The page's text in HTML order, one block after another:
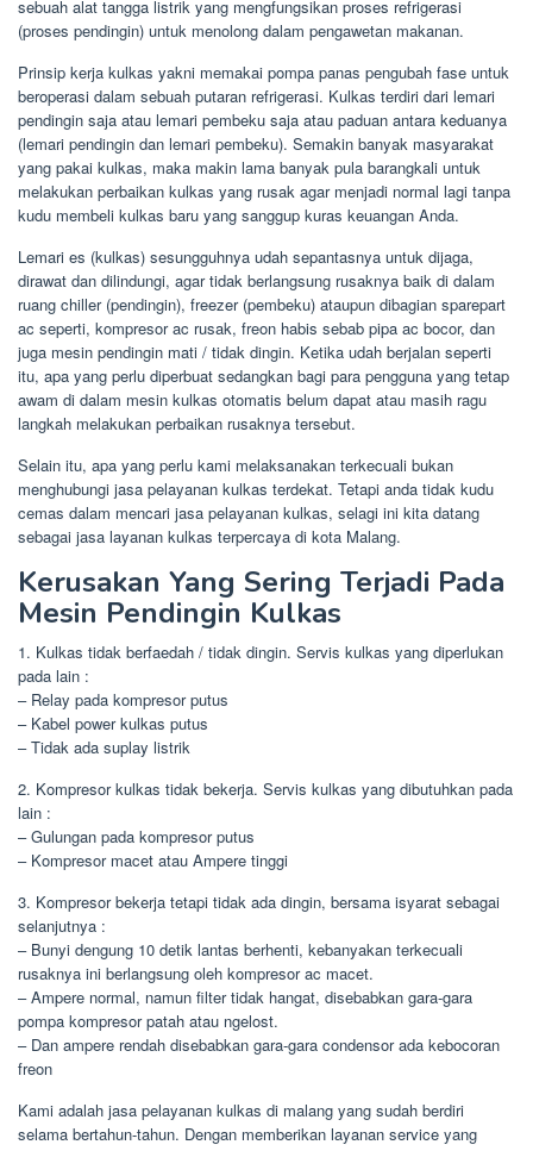
sebuah alat tangga listrik yang mengfungsikan proses refrigerasi
(proses pendingin) untuk menolong dalam pengawetan makanan.
Prinsip kerja kulkas yakni memakai pompa panas pengubah fase untuk
beroperasi dalam sebuah putaran refrigerasi. Kulkas terdiri dari lemari
pendingin saja atau lemari pembeku saja atau paduan antara keduanya
(lemari pendingin dan lemari pembeku). Semakin banyak masyarakat
yang pakai kulkas, maka makin lama banyak pula barangkali untuk
melakukan perbaikan kulkas yang rusak agar menjadi normal lagi tanpa
kudu membeli kulkas baru yang sanggup kuras keuangan Anda.
Lemari es (kulkas) sesungguhnya udah sepantasnya untuk dijaga,
dirawat dan dilindungi, agar tidak berlangsung rusaknya baik di dalam
ruang chiller (pendingin), freezer (pembeku) ataupun dibagian sparepart
ac seperti, kompresor ac rusak, freon habis sebab pipa ac bocor, dan
juga mesin pendingin mati / tidak dingin. Ketika udah berjalan seperti
itu, apa yang perlu diperbuat sedangkan bagi para pengguna yang tetap
awam di dalam mesin kulkas otomatis belum dapat atau masih ragu
langkah melakukan perbaikan rusaknya tersebut.
Selain itu, apa yang perlu kami melaksanakan terkecuali bukan
menghubungi jasa pelayanan kulkas terdekat. Tetapi anda tidak kudu
cemas dalam mencari jasa pelayanan kulkas, selagi ini kita datang
sebagai jasa layanan kulkas terpercaya di kota Malang.
Kerusakan Yang Sering Terjadi Pada
Mesin Pendingin Kulkas
1. Kulkas tidak berfaedah / tidak dingin. Servis kulkas yang diperlukan
pada lain :
– Relay pada kompresor putus
– Kabel power kulkas putus
– Tidak ada suplay listrik
2. Kompresor kulkas tidak bekerja. Servis kulkas yang dibutuhkan pada
lain :
– Gulungan pada kompresor putus
– Kompresor macet atau Ampere tinggi
3. Kompresor bekerja tetapi tidak ada dingin, bersama isyarat sebagai
selanjutnya :
– Bunyi dengung 10 detik lantas berhenti, kebanyakan terkecuali
rusaknya ini berlangsung oleh kompresor ac macet.
– Ampere normal, namun filter tidak hangat, disebabkan gara-gara
pompa kompresor patah atau ngelost.
– Dan ampere rendah disebabkan gara-gara condensor ada kebocoran
freon
Kami adalah jasa pelayanan kulkas di malang yang sudah berdiri
selama bertahun-tahun. Dengan memberikan layanan service yang